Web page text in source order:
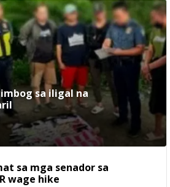
sa iligal na
sa mga senador sa
wage hike